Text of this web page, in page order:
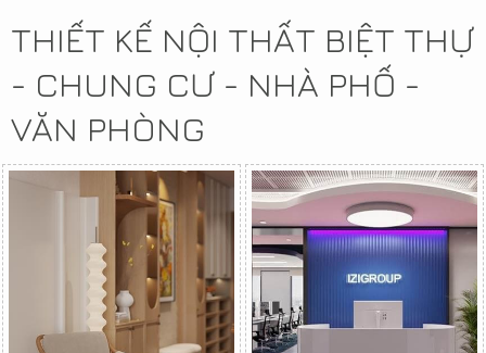
THIẾT KẾ NỘI THẤT BIỆT THỰ
- CHUNG CƯ - NHÀ PHỐ -
VĂN PHÒNG